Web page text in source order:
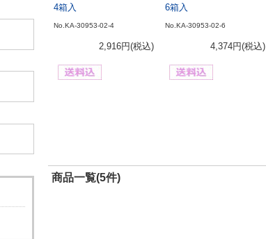
4箱入
No.KA-30953-02-4
2,916円(税込)
6箱入
No.KA-30953-02-6
4,374円(税込)
商品一覧(5件)